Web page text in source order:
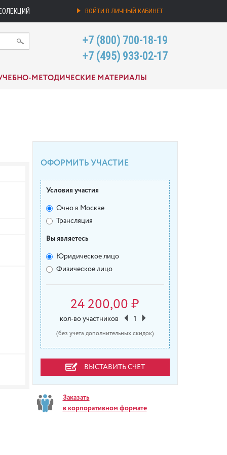
ВОЙТИ В ЛИЧНЫЙ КАБИНЕТ
+7 (800) 700-18-19
+7 (495) 933-02-17
МЕТОДИЧЕСКИЕ МАТЕРИАЛЫ
ОФОРМИТЬ УЧАСТИЕ
Условия участия
Очно в Москве
Трансляция
Вы являетесь
Юридическое лицо
Физическое лицо
24 200,00 ₽
кол-во участников 1
(без учета дополнительных скидок)
ВЫСТАВИТЬ СЧЕТ
Заказать
в корпоративном формате